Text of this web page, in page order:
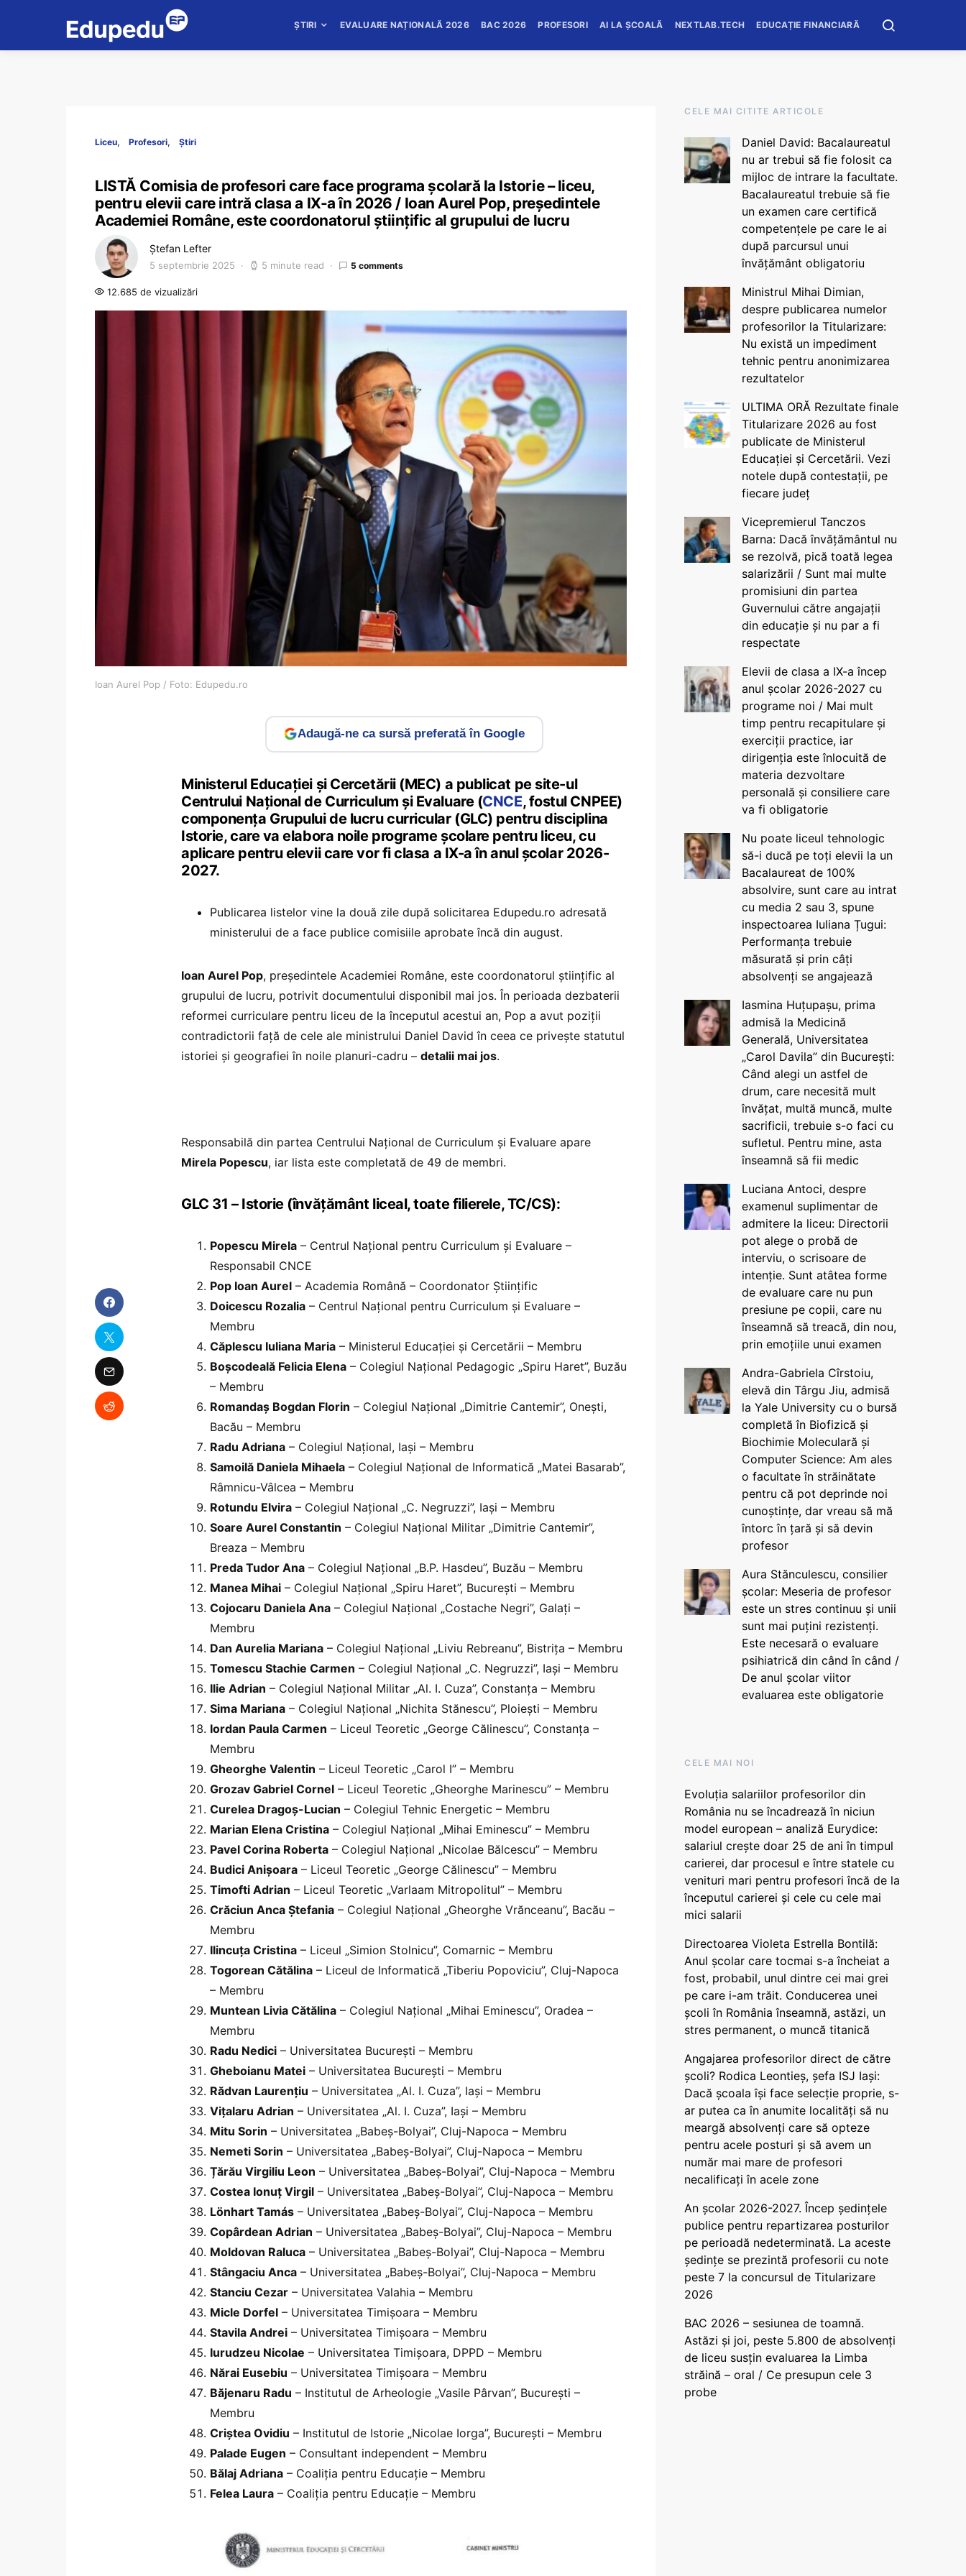
ȘTIRI EVALUARE NAȚIONALĂ 2026 BAC 2026 PROFESORI AI LA ȘCOALĂ NEXTLAB.TECH EDUCAȚIE FINANCIARĂ
Liceu Profesori Știri
LISTĂ Comisia de profesori care face programa școlară la Istorie – liceu,
pentru elevii care intră clasa a IX-a în 2026 / Ioan Aurel Pop, președintele
Academiei Române, este coordonatorul științific al grupului de lucru
Ștefan Lefter
5 septembrie 2025 5 minute read 5 comments
12.685 de vizualizări
Ioan Aurel Pop / Foto: Edupedu.ro
Adaugă-ne ca sursă preferată în Google
Ministerul Educației și Cercetării (MEC) a publicat pe site-ul
Centrului Național de Curriculum și Evaluare (CNCE, fostul CNPEE)
componența Grupului de lucru curricular (GLC) pentru disciplina
Istorie, care va elabora noile programe școlare pentru liceu, cu
aplicare pentru elevii care vor fi clasa a IX-a în anul școlar 2026-
2027.
Publicarea listelor vine la două zile după solicitarea Edupedu.ro adresată
ministerului de a face publice comisiile aprobate încă din august.
Ioan Aurel Pop, președintele Academiei Române, este coordonatorul științific al
grupului de lucru, potrivit documentului disponibil mai jos. În perioada dezbaterii
reformei curriculare pentru liceu de la începutul acestui an, Pop a avut poziții
contradictorii față de cele ale ministrului Daniel David în ceea ce privește statutul
istoriei și geografiei în noile planuri-cadru – detalii mai jos.
Responsabilă din partea Centrului Național de Curriculum și Evaluare apare
Mirela Popescu, iar lista este completată de 49 de membri.
GLC 31 – Istorie (învățământ liceal, toate filierele, TC/CS):
Popescu Mirela – Centrul Național pentru Curriculum și Evaluare –
Responsabil CNCE
Pop Ioan Aurel – Academia Română – Coordonator Științific
Doicescu Rozalia – Centrul Național pentru Curriculum și Evaluare –
Membru
Căplescu Iuliana Maria – Ministerul Educației și Cercetării – Membru
Boșcodeală Felicia Elena – Colegiul Național Pedagogic „Spiru Haret”, Buzău
– Membru
Romandaș Bogdan Florin – Colegiul Național „Dimitrie Cantemir”, Onești,
Bacău – Membru
Radu Adriana – Colegiul Național, Iași – Membru
Samoilă Daniela Mihaela – Colegiul Național de Informatică „Matei Basarab”,
Râmnicu-Vâlcea – Membru
Rotundu Elvira – Colegiul Național „C. Negruzzi”, Iași – Membru
Soare Aurel Constantin – Colegiul Național Militar „Dimitrie Cantemir”,
Breaza – Membru
Preda Tudor Ana – Colegiul Național „B.P. Hasdeu”, Buzău – Membru
Manea Mihai – Colegiul Național „Spiru Haret”, București – Membru
Cojocaru Daniela Ana – Colegiul Național „Costache Negri”, Galați –
Membru
Dan Aurelia Mariana – Colegiul Național „Liviu Rebreanu”, Bistrița – Membru
Tomescu Stachie Carmen – Colegiul Național „C. Negruzzi”, Iași – Membru
Ilie Adrian – Colegiul Național Militar „Al. I. Cuza”, Constanța – Membru
Sima Mariana – Colegiul Național „Nichita Stănescu”, Ploiești – Membru
Iordan Paula Carmen – Liceul Teoretic „George Călinescu”, Constanța –
Membru
Gheorghe Valentin – Liceul Teoretic „Carol I” – Membru
Grozav Gabriel Cornel – Liceul Teoretic „Gheorghe Marinescu” – Membru
Curelea Dragoș-Lucian – Colegiul Tehnic Energetic – Membru
Marian Elena Cristina – Colegiul Național „Mihai Eminescu” – Membru
Pavel Corina Roberta – Colegiul Național „Nicolae Bălcescu” – Membru
Budici Anișoara – Liceul Teoretic „George Călinescu” – Membru
Timofti Adrian – Liceul Teoretic „Varlaam Mitropolitul” – Membru
Crăciun Anca Ștefania – Colegiul Național „Gheorghe Vrănceanu”, Bacău –
Membru
Ilincuța Cristina – Liceul „Simion Stolnicu”, Comarnic – Membru
Togorean Cătălina – Liceul de Informatică „Tiberiu Popoviciu”, Cluj-Napoca
– Membru
Muntean Livia Cătălina – Colegiul Național „Mihai Eminescu”, Oradea –
Membru
Radu Nedici – Universitatea București – Membru
Gheboianu Matei – Universitatea București – Membru
Rădvan Laurențiu – Universitatea „Al. I. Cuza”, Iași – Membru
Vițalaru Adrian – Universitatea „Al. I. Cuza”, Iași – Membru
Mitu Sorin – Universitatea „Babeș-Bolyai”, Cluj-Napoca – Membru
Nemeti Sorin – Universitatea „Babeș-Bolyai”, Cluj-Napoca – Membru
Țărău Virgiliu Leon – Universitatea „Babeș-Bolyai”, Cluj-Napoca – Membru
Costea Ionuț Virgil – Universitatea „Babeș-Bolyai”, Cluj-Napoca – Membru
Lönhart Tamás – Universitatea „Babeș-Bolyai”, Cluj-Napoca – Membru
Copârdean Adrian – Universitatea „Babeș-Bolyai”, Cluj-Napoca – Membru
Moldovan Raluca – Universitatea „Babeș-Bolyai”, Cluj-Napoca – Membru
Stângaciu Anca – Universitatea „Babeș-Bolyai”, Cluj-Napoca – Membru
Stanciu Cezar – Universitatea Valahia – Membru
Micle Dorfel – Universitatea Timișoara – Membru
Stavila Andrei – Universitatea Timișoara – Membru
Iurudzeu Nicolae – Universitatea Timișoara, DPPD – Membru
Nărai Eusebiu – Universitatea Timișoara – Membru
Băjenaru Radu – Institutul de Arheologie „Vasile Pârvan”, București –
Membru
Criștea Ovidiu – Institutul de Istorie „Nicolae Iorga”, București – Membru
Palade Eugen – Consultant independent – Membru
Bălaj Adriana – Coaliția pentru Educație – Membru
Felea Laura – Coaliția pentru Educație – Membru
CELE MAI CITITE ARTICOLE
Daniel David: Bacalaureatul
nu ar trebui să fie folosit ca
mijloc de intrare la facultate.
Bacalaureatul trebuie să fie
un examen care certifică
competențele pe care le ai
după parcursul unui
învățământ obligatoriu
Ministrul Mihai Dimian,
despre publicarea numelor
profesorilor la Titularizare:
Nu există un impediment
tehnic pentru anonimizarea
rezultatelor
ULTIMA ORĂ Rezultate finale
Titularizare 2026 au fost
publicate de Ministerul
Educației și Cercetării. Vezi
notele după contestații, pe
fiecare județ
Vicepremierul Tanczos
Barna: Dacă învățământul nu
se rezolvă, pică toată legea
salarizării / Sunt mai multe
promisiuni din partea
Guvernului către angajații
din educație și nu par a fi
respectate
Elevii de clasa a IX-a încep
anul școlar 2026-2027 cu
programe noi / Mai mult
timp pentru recapitulare și
exerciții practice, iar
dirigenția este înlocuită de
materia dezvoltare
personală și consiliere care
va fi obligatorie
Nu poate liceul tehnologic
să-i ducă pe toți elevii la un
Bacalaureat de 100%
absolvire, sunt care au intrat
cu media 2 sau 3, spune
inspectoarea Iuliana Țugui:
Performanța trebuie
măsurată și prin câți
absolvenți se angajează
Iasmina Huțupașu, prima
admisă la Medicină
Generală, Universitatea
„Carol Davila” din București:
Când alegi un astfel de
drum, care necesită mult
învățat, multă muncă, multe
sacrificii, trebuie s-o faci cu
sufletul. Pentru mine, asta
înseamnă să fii medic
Luciana Antoci, despre
examenul suplimentar de
admitere la liceu: Directorii
pot alege o probă de
interviu, o scrisoare de
intenție. Sunt atâtea forme
de evaluare care nu pun
presiune pe copii, care nu
înseamnă să treacă, din nou,
prin emoțiile unui examen
Andra-Gabriela Cîrstoiu,
elevă din Târgu Jiu, admisă
la Yale University cu o bursă
completă în Biofizică și
Biochimie Moleculară și
Computer Science: Am ales
o facultate în străinătate
pentru că pot deprinde noi
cunoștințe, dar vreau să mă
întorc în țară și să devin
profesor
Aura Stănculescu, consilier
școlar: Meseria de profesor
este un stres continuu și unii
sunt mai puțini rezistenți.
Este necesară o evaluare
psihiatrică din când în când /
De anul școlar viitor
evaluarea este obligatorie
CELE MAI NOI
Evoluția salariilor profesorilor din
România nu se încadrează în niciun
model european – analiză Eurydice:
salariul crește doar 25 de ani în timpul
carierei, dar procesul e între statele cu
venituri mari pentru profesori încă de la
începutul carierei și cele cu cele mai
mici salarii
Directoarea Violeta Estrella Bontilă:
Anul școlar care tocmai s-a încheiat a
fost, probabil, unul dintre cei mai grei
pe care i-am trăit. Conducerea unei
școli în România înseamnă, astăzi, un
stres permanent, o muncă titanică
Angajarea profesorilor direct de către
școli? Rodica Leontieș, șefa ISJ Iași:
Dacă școala își face selecție proprie, s-
ar putea ca în anumite localități să nu
meargă absolvenți care să opteze
pentru acele posturi și să avem un
număr mai mare de profesori
necalificați în acele zone
An școlar 2026-2027. Încep ședințele
publice pentru repartizarea posturilor
pe perioadă nedeterminată. La aceste
ședințe se prezintă profesorii cu note
peste 7 la concursul de Titularizare
2026
BAC 2026 – sesiunea de toamnă.
Astăzi și joi, peste 5.800 de absolvenți
de liceu susțin evaluarea la Limba
străină – oral / Ce presupun cele 3
probe